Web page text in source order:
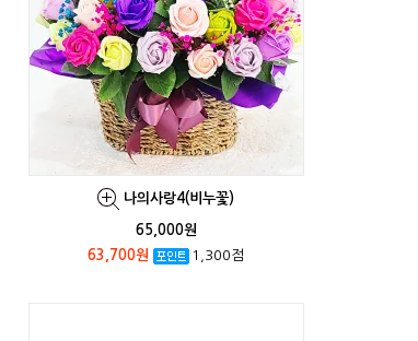
나의사랑4(비누꽃)
65,000원
63,700원
1,300점